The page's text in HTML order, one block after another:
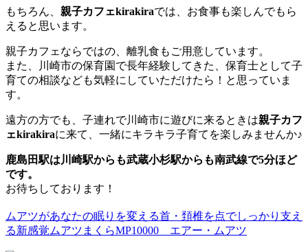
もちろん、 親子カフェkirakiraでは、お食事も楽しんでもら
えると思います。
親子カフェならではの、離乳食もご用意しています。
また、川崎市の保育園で長年経験してきた、保育士として子
育ての相談なども気軽にしていただけたら！と思っていま
す。
遠方の方でも、子連れで川崎市に遊びに来るときは親子カフ
ェkirakiraに来て、一緒にキラキラ子育てを楽しみませんか♪
鹿島田駅は川崎駅からも武蔵小杉駅からも南武線で5分ほど
です。
お待ちしております！
ムアツがあなたの眠りを変える首・頚椎を点でしっかり支え
る新感覚ムアツまくらMP10000 エアー・ムアツ